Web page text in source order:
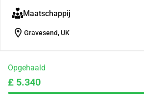
Maatschappij
location_on Gravesend, UK
Opgehaald
£ 5.340